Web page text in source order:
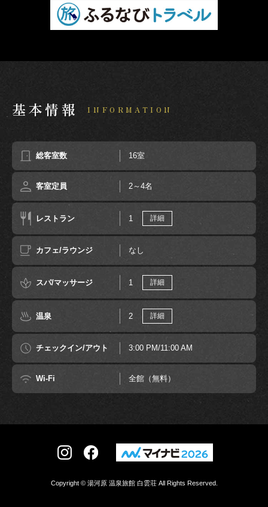
基本情報 INFORMATION
総客室数 16室
客室定員 2～4名
レストラン 1 詳細
カフェ/ラウンジ なし
スパ/マッサージ 1 詳細
温泉 2 詳細
チェックイン/アウト 3:00 PM/11:00 AM
Wi-Fi 全館（無料）
Copyright © 湯河原 温泉旅館 白雲荘 All Rights Reserved.